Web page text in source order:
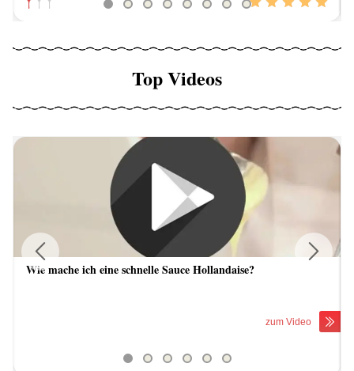
Top Videos
Wie mache ich eine schnelle Sauce Hollandaise?
zum Video
Previous